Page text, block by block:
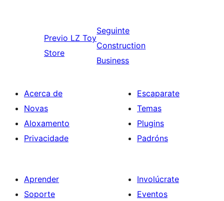
Previo LZ Toy
Store
Seguinte
Construction
Business
Acerca de
Novas
Aloxamento
Privacidade
Escaparate
Temas
Plugins
Padróns
Aprender
Soporte
Involúcrate
Eventos